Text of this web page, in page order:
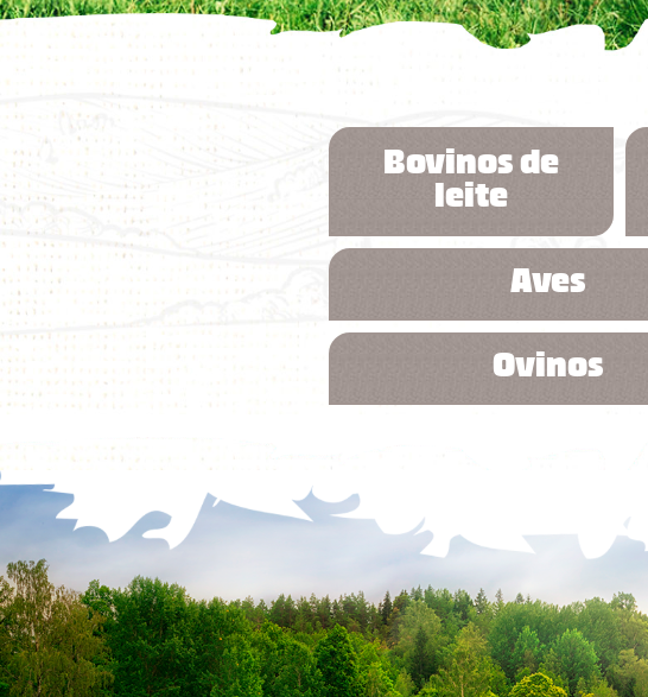
florestal
administração
parceiros comerciais
relatório anual
produtos
vendas
congresso bovino
biblioteca digital
vídeos
Bovinos de
leite
Aves
Ovinos